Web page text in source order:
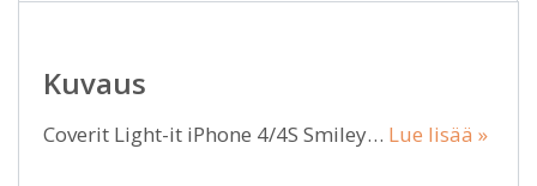
Kuvaus
Coverit Light-it iPhone 4/4S Smiley… Lue lisää »